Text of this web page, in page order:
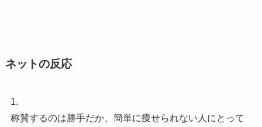
ネットの反応
1.
称賛するのは勝手だか、簡単に痩せられない人にとって